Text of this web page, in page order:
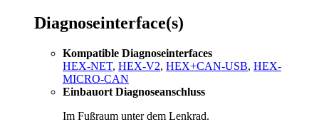
Diagnoseinterface(s)
Kompatible Diagnoseinterfaces
HEX-NET, HEX-V2, HEX+CAN-USB, HEX-
MICRO-CAN
Einbauort Diagnoseanschluss
Im Fußraum unter dem Lenkrad.